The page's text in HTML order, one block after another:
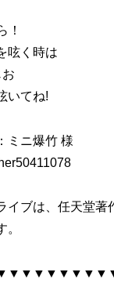
！
呟く時は
いてね!
ミニ爆竹 様
イブは、任天堂著